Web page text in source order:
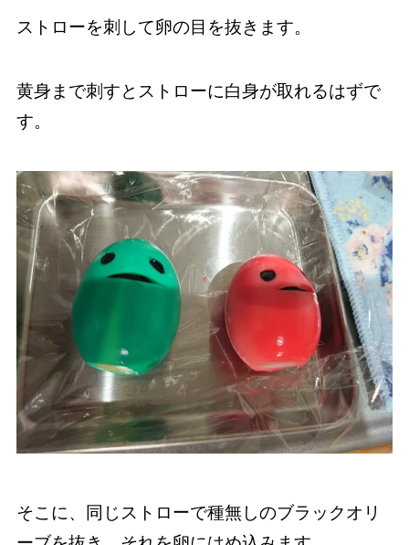
ストローを刺して卵の目を抜きます。
黄身まで刺すとストローに白身が取れるはずで
す。
そこに、同じストローで種無しのブラックオリ